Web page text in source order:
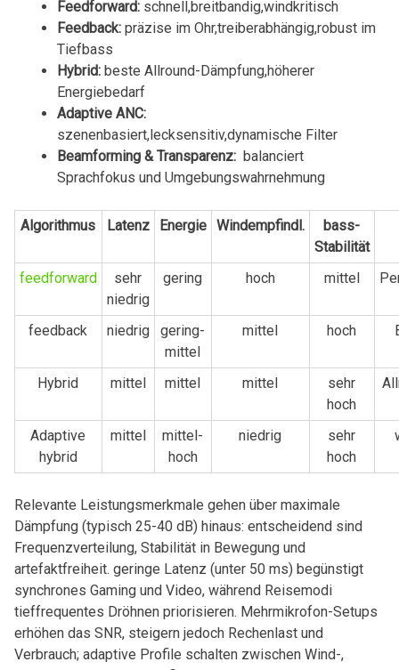
Feedforward:‌schnell,breitbandig,windkritisch
Feedback:präzise im Ohr,treiberabhängig,robust im
Tiefbass
Hybrid:⁤beste Allround-Dämpfung,höherer
Energiebedarf
Adaptive ANC:
szenenbasiert,lecksensitiv,dynamische Filter
Beamforming & Transparenz:​ balanciert
⁤Sprachfokus‍ und Umgebungswahrnehmung
Algorithmus Latenz Energie Windempfindl.
bass-
Stabilität
feedforward
sehr
niedrig
gering hoch mittel
feedback niedrig
gering-
mittel
mittel hoch
Hybrid mittel mittel mittel
sehr
hoch
Adaptive
⁢hybrid
mittel
mittel-
hoch
niedrig
sehr
hoch
Relevante Leistungsmerkmale gehen über ‍maximale
Dämpfung (typisch 25-40 dB) ‍hinaus: ⁢entscheidend ⁤sind
Frequenzverteilung, ‍Stabilität in Bewegung und
artefaktfreiheit. ⁤geringe Latenz (unter 50 ms) begünstigt
synchrones Gaming und​ Video, während Reisemodi
tieffrequentes⁣ Dröhnen priorisieren. ⁤Mehrmikrofon-Setups ​
erhöhen das SNR, steigern jedoch Rechenlast und
Verbrauch; adaptive ​Profile schalten zwischen⁤ Wind-,